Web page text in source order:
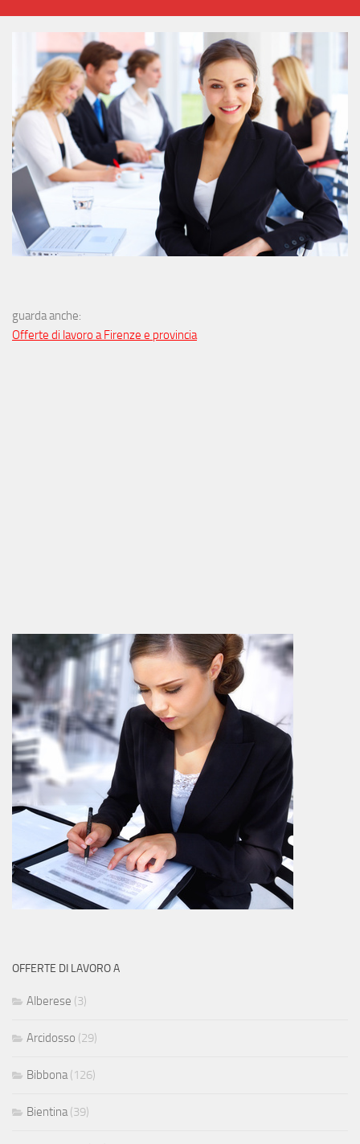
guarda anche:
Offerte di lavoro a Firenze e provincia
OFFERTE DI LAVORO A
Alberese (3)
Arcidosso (29)
Bibbona (126)
Bientina (39)